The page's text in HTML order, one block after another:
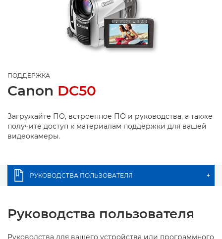
ПОДДЕРЖКА
Canon DC50
Загружайте ПО, встроенное ПО и руководства, а также
получите доступ к материалам поддержки для вашей
видеокамеры.
РУКОВОДСТВА ПОЛЬЗОВАТЕЛЯ +
Руководства пользователя
Руководства для вашего устройства или программного